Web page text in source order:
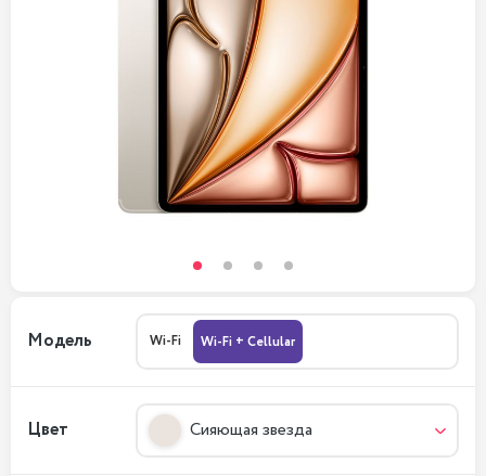
Модель Wi-Fi Wi-Fi + Cellular
Цвет Сияющая звезда